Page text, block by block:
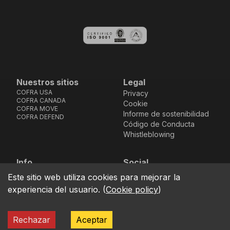
Nuestros sitios
COFRA USA
COFRA CANADA
COFRA MOVE
COFRA DEFEND
Legal
Privacy
Cookie
Informe de sostenibilidad
Código de Conducta
Whistleblowing
Info
location_on
Via dell’Euro 53-57-59,
76121 Barletta - BT -
ITALIA
Social
Facebook
Instagram
YoutubeLinkedIn
COFRA S.r.l. Partita Iva IT02850580727
Este sitio web utiliza cookies para mejorar la
experiencia del usuario. (Cookie policy)
Rechazar Aceptar